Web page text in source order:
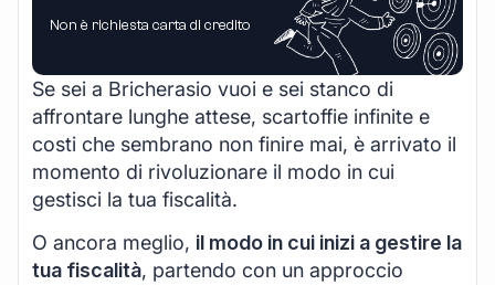
Non è richiesta carta di credito
Se sei a Bricherasio vuoi e sei stanco di
affrontare lunghe attese, scartoffie infinite e
costi che sembrano non finire mai, è arrivato il
momento di rivoluzionare il modo in cui
gestisci la tua fiscalità.
O ancora meglio, il modo in cui inizi a gestire la
tua fiscalità, partendo con un approccio